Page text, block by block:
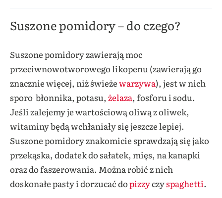
Suszone pomidory – do czego?
Suszone pomidory zawierają moc
przeciwnowotworowego likopenu (zawierają go
znacznie więcej, niż świeżewarzywa), jest w nich
sporo błonnika, potasu,żelaza, fosforu i sodu.
Jeśli zalejemy je wartościową oliwą z oliwek,
witaminy będą wchłaniały się jeszcze lepiej.
Suszone pomidory znakomicie sprawdzają się jako
przekąska, dodatek do sałatek, mięs, na kanapki
oraz do faszerowania. Można robić z nich
doskonałe pasty i dorzucać dopizzyczyspaghetti.